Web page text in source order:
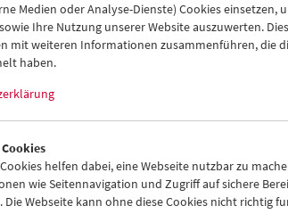
Art Theatre Guild. Unabhängiges
umfassende Darstellung des ATG-Kinos
20. Oktober im Filmmuseum anwesend.
Oktober 2003 - Art Theatre Guild
Medien oder Analyse-Dienste) Cookies einsetzen,
Ihre Nutzung unserer Website auszuwerten.
mit weiteren Informationen zusammenführen, die
haben.
helfen dabei, eine Webseite nutzbar zu
wie Seitennavigation und Zugriff auf sichere
Die Webseite kann ohne diese Cookies nicht richtig